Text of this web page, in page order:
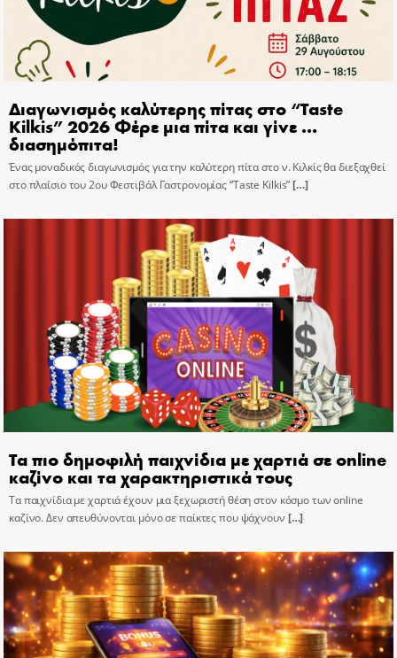
Διαγωνισμός καλύτερης πίτας στο “Taste
Kilkis” 2026 Φέρε μια πίτα και γίνε …
διασημόπιτα!
Ένας μοναδικός διαγωνισμός για την καλύτερη πίτα στο ν. Κιλκίς θα διεξαχθεί
στο πλαίσιο του 2ου Φεστιβάλ Γαστρονομίας “Taste Kilkis”[…]
Τα πιο δημοφιλή παιχνίδια με χαρτιά σε online
καζίνο και τα χαρακτηριστικά τους
Τα παιχνίδια με χαρτιά έχουν μια ξεχωριστή θέση στον κόσμο των online
καζίνο. Δεν απευθύνονται μόνο σε παίκτες που ψάχνουν […]